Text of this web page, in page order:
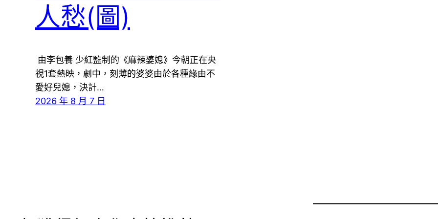
人愁(圖)
由李包養 少紅監制的《麻辣婆媳》今朝正在央
視1套熱映，劇中，刻薄的婆婆由於各種緣由不
愛好兒媳，決計…
2026 年 8 月 7 日